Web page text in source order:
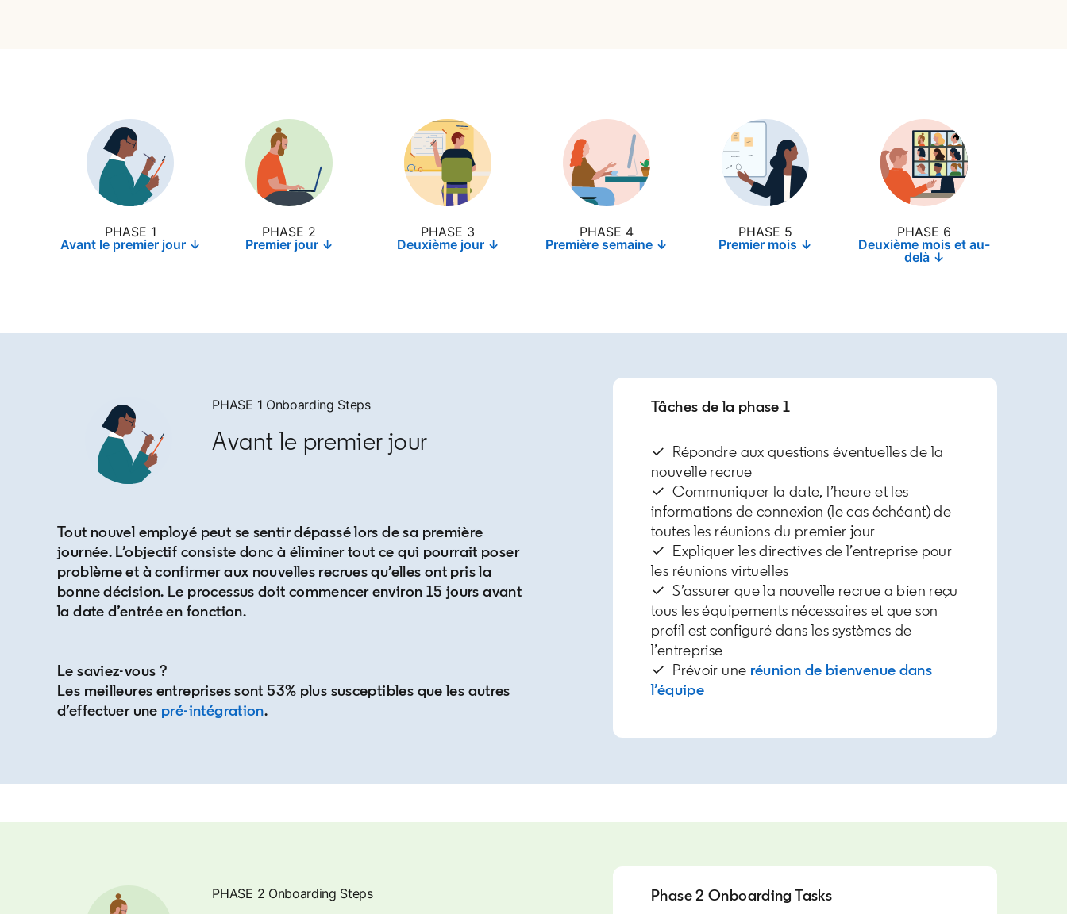
PHASE 1
Avant le premier jour ↓
PHASE 2
Premier jour ↓
PHASE 3
Deuxième jour ↓
PHASE 4
Première semaine ↓
PHASE 5
Premier mois ↓
PHASE 6
Deuxième mois et au-
delà ↓
PHASE 1 Onboarding Steps
Avant le premier jour
Tout nouvel employé peut se sentir dépassé lors de sa première
journée. L’objectif consiste donc à éliminer tout ce qui pourrait poser
problème et à confirmer aux nouvelles recrues qu’elles ont pris la
bonne décision. Le processus doit commencer environ 15 jours avant
la date d’entrée en fonction.
Le saviez-vous ?
Les meilleures entreprises sont 53% plus susceptibles que les autres
d’effectuer une pré-intégrationopens in a new tab
.
Tâches de la phase 1
✓ Répondre aux questions éventuelles de la
nouvelle recrue
✓ Communiquer la date, l’heure et les
informations de connexion (le cas échéant) de
toutes les réunions du premier jour
✓ Expliquer les directives de l’entreprise pour
les réunions virtuelles
✓ S’assurer que la nouvelle recrue a bien reçu
tous les équipements nécessaires et que son
profil est configuré dans les systèmes de
l’entreprise
✓ Prévoir une réunion de bienvenue dans
l’équipe
PHASE 2 Onboarding Steps Phase 2 Onboarding Tasks